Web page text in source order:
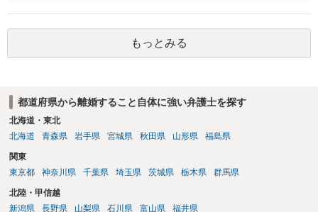
もっとみる
都道府県から離婚すること自体に強い弁護士を探す
北海道・東北
北海道
青森県 岩手県 宮城県 秋田県 山形県 福島県
関東
東京都
神奈川県 千葉県 埼玉県 茨城県 栃木県 群馬県
北陸・甲信越
新潟県
長野県 山梨県 石川県 富山県 福井県